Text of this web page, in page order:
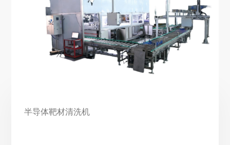
半导体靶材清洗机